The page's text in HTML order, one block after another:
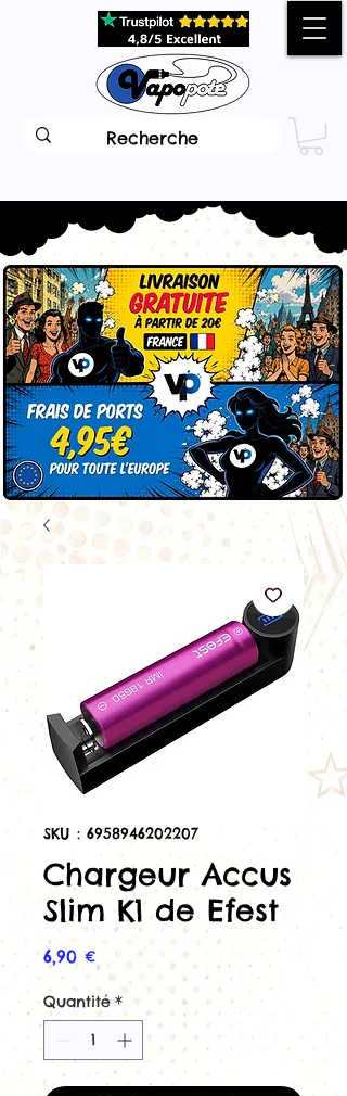
SKU : 6958946202207
Chargeur Accus
Slim K1 de Efest
6,90 €Prix
Quantité *